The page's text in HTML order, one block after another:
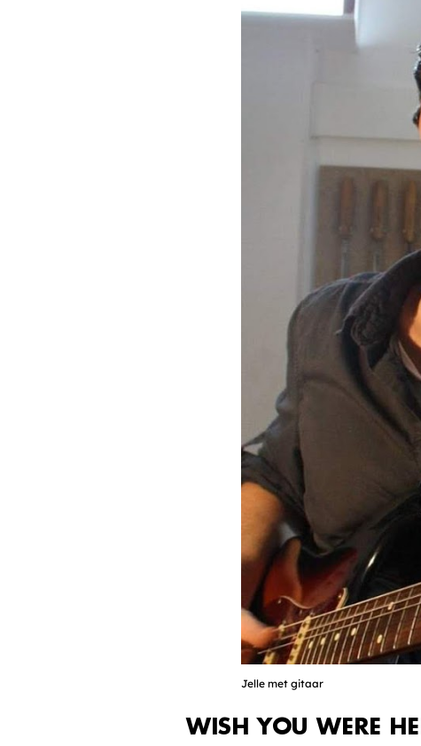
Jelle met gitaar
WISH YOU WERE